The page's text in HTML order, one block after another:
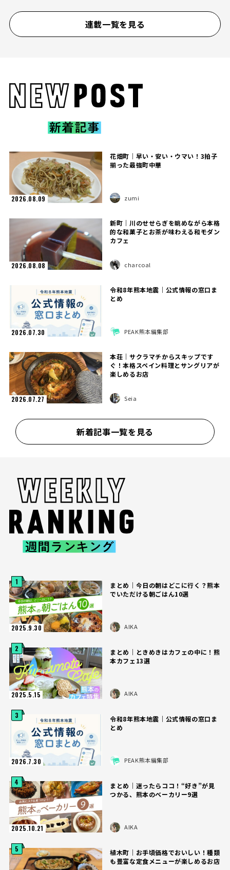
連載一覧を見る
2026.08.09
花畑町｜早い・安い・ウマい！3拍子
揃った最強町中華
zumi
2026.08.08
新町｜川のせせらぎを眺めながら本格
的な和菓子とお茶が味わえる和モダン
カフェ
charcoal
2026.07.30
令和8年熊本地震｜公式情報の窓口ま
とめ
PEAK熊本編集部
2026.07.27
本荘｜サクラマチからスキップです
ぐ！本格スペイン料理とサングリアが
楽しめるお店
Seia
新着記事一覧を見る
1
2025.9.30
まとめ｜今日の朝はどこに行く？熊本
でいただける朝ごはん10選
AIKA
2
2025.5.15
まとめ｜ときめきはカフェの中に！熊
本カフェ13選
AIKA
3
2026.7.30
令和8年熊本地震｜公式情報の窓口ま
とめ
PEAK熊本編集部
4
2025.10.21
まとめ｜迷ったらココ！“好き”が見
つかる、熊本のベーカリー9選
AIKA
5
植木町｜お手頃価格でおいしい！種類
も豊富な定食メニューが楽しめるお店